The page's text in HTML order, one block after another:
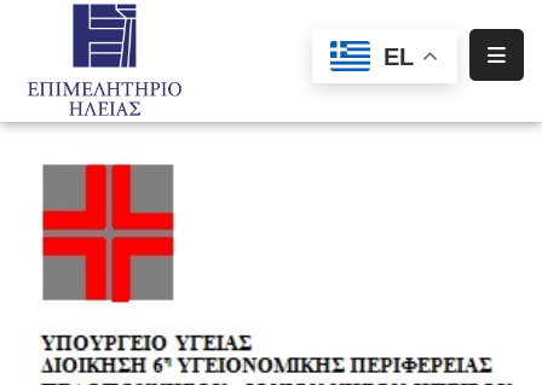
EL
Αρχική
Υπηρεσίες
Ενημέρωση